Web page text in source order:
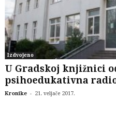
Izdvojeno
U Gradskoj knjižnici
psihoedukativna
Kronike - 21. veljače 2017.